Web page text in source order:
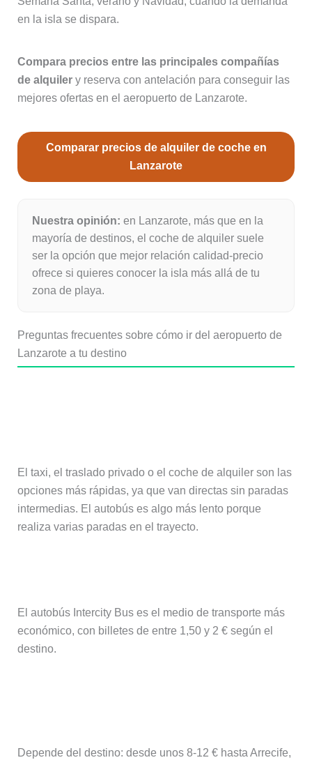
en la isla se dispara.
Compara precios entre las principales compañías
de alquilery reserva con antelación para conseguir las
mejores ofertas en el aeropuerto de Lanzarote.
Comparar precios de alquiler de coche en
Lanzarote
Nuestra opinión: en Lanzarote, más que en la
mayoría de destinos, el coche de alquiler suele
ser la opción que mejor relación calidad-precio
ofrece si quieres conocer la isla más allá de tu
zona de playa.
Preguntas frecuentes sobre cómo ir del aeropuerto de
Lanzarote a tu destino
El taxi, el traslado privado o el coche de alquiler son las
opciones más rápidas, ya que van directas sin paradas
intermedias. El autobús es algo más lento porque
realiza varias paradas en el trayecto.
El autobús Intercity Bus es el medio de transporte más
económico, con billetes de entre 1,50 y 2 € según el
destino.
Depende del destino: desde unos 8-12 € hasta Arrecife,